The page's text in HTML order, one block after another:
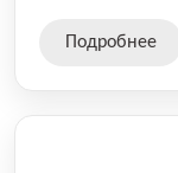
Подробнее